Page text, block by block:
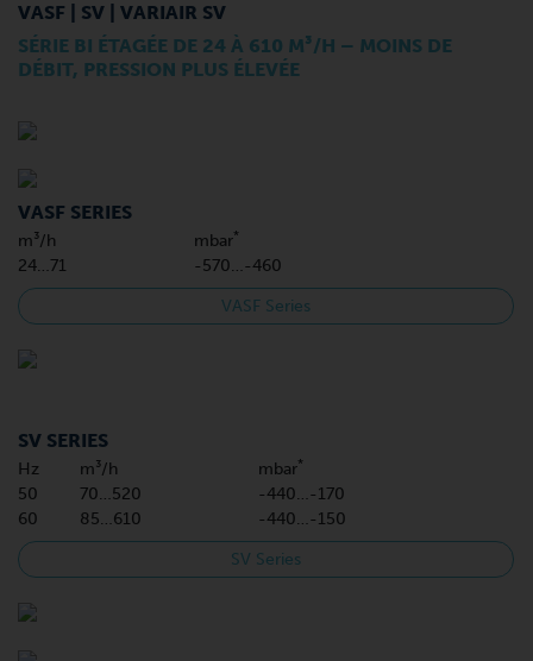
VASF | SV | VARIAIR SV
SÉRIE BI ÉTAGÉE DE 24 À 610 M³/H – MOINS DE
DÉBIT, PRESSION PLUS ÉLEVÉE
VASF SERIES
m³/h mbar*
24…71 -570…-460
VASF Series
SV SERIES
Hz m³/h mbar*
50 70…520
-440…-170
60
85…610 -440…-150
SV Series